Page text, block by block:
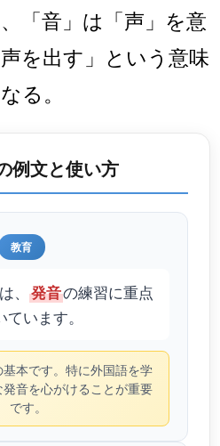
「音」は「声」を意
を出す」という意味
る。
例文と使い方
教育
、 発音の練習に重点
ています。
本です。特に外国語を学
音を心がけることが重要
です。